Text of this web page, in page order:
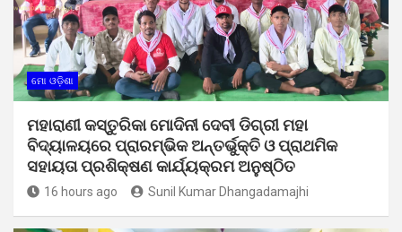
ମୋ ଓଡ଼ିଶା
ମହାରାଣୀ କସ୍ତୁରିକା ମୋଦିନୀ ଦେବୀ ଡିଗ୍ରୀ ମହା
ବିଦ୍ୟାଳୟରେ ପ୍ରାରମ୍ଭିକ ଅନ୍ତର୍ଭୁକ୍ତି ଓ ପ୍ରାଥମିକ
ସହାୟତା ପ୍ରଶିକ୍ଷଣ କାର୍ଯ୍ୟକ୍ରମ ଅନୁଷ୍ଠିତ
16 hours ago Sunil Kumar Dhangadamajhi